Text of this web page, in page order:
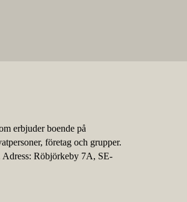
erbjuder boende på
företag och grupper.
Röbjörkeby 7A, SE-